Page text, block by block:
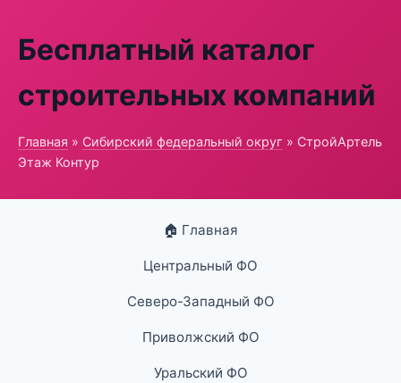
Бесплатный каталог
строительных компаний
Главная » Сибирский федеральный округ » СтройАртель
Этаж Контур
🏠 Главная
Центральный ФО
Северо-Западный ФО
Приволжский ФО
Уральский ФО